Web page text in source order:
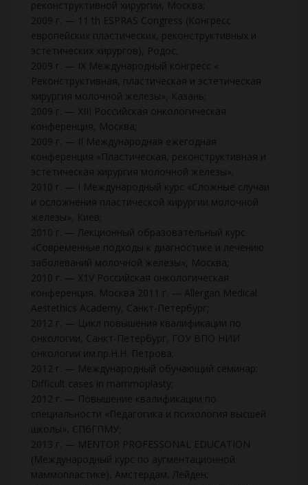
реконструктивной хирургии, Москва;
2009 г. — 11 th ESPRAS Congress (Конгресс
европейских пластических, реконструктивных и
эстетических хирургов), Родос;
2009 г. — IX Международный конгресс «
Реконструктивная, пластическая и эстетическая
хирургия молочной железы», Казань;
2009 г. — XIII Российская онкологическая
конференция, Москва;
2009 г. — II Международная ежегодная
конференция «Пластическая, реконструктивная и
эстетическая хирургия молочной железы»;
2010 г. — I Международный курс «Сложные случаи
и осложнения пластической хирургии молочной
железы», Киев;
2010 г. — Лекционный образовательный курс
«Современные подходы к диагностике и лечению
заболеваний молочной железы», Москва;
2010 г. — X1V Российская онкологическая
конференция, Москва 2011 г. — Allergan Medical
Aestethics Academy, Санкт-Петербург;
2012 г. — Цикл повышения квалификации по
онкологии, Санкт-Петербург, ГОУ ВПО НИИ
онкологии им.пр.Н.Н. Петрова;
2012 г. — Международный обучающий семинар:
Difficult cases in mammoplasty;
2012 г. — Повышение квалификации по
специальности «Педагогика и психология высшей
школы», СПбГПМУ;
2013 г. — MENTOR PROFESSONAL EDUCATION
(Международный курс по аугментационной
маммопластике), Амстердам, Лейден;